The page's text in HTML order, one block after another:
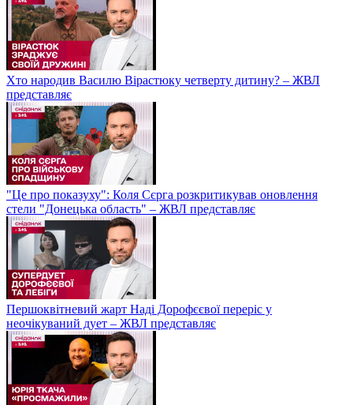
Хто народив Василю Вірастюку четверту дитину? – ЖВЛ
представляє
"Це про показуху": Коля Сєрга розкритикував оновлення
стели "Донецька область" – ЖВЛ представляє
Першоквітневий жарт Наді Дорофєєвої переріс у
неочікуваний дует – ЖВЛ представляє